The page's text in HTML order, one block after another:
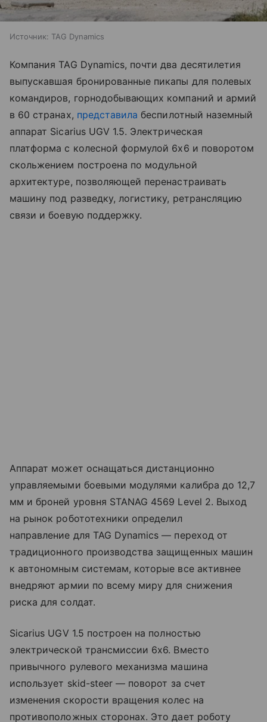
Источник: TAG Dynamics
Компания TAG Dynamics, почти два десятилетия
выпускавшая бронированные пикапы для полевых
командиров, горнодобывающих компаний и армий
в 60 странах, представила беспилотный наземный
аппарат Sicarius UGV 1.5. Электрическая
платформа с колесной формулой 6x6 и поворотом
скольжением построена по модульной
архитектуре, позволяющей перенастраивать
машину под разведку, логистику, ретрансляцию
связи и боевую поддержку.
Аппарат может оснащаться дистанционно
управляемыми боевыми модулями калибра до 12,7
мм и броней уровня STANAG 4569 Level 2. Выход
на рынок робототехники определил
направление для TAG Dynamics — переход от
традиционного производства защищенных машин
к автономным системам, которые все активнее
внедряют армии по всему миру для снижения
риска для солдат.
Sicarius UGV 1.5 построен на полностью
электрической трансмиссии 6x6. Вместо
привычного рулевого механизма машина
использует skid-steer — поворот за счет
изменения скорости вращения колес на
противоположных сторонах. Это дает роботу